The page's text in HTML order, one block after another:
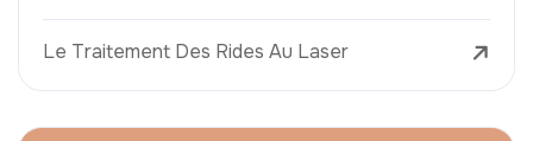
Le Traitement Des Rides Au Laser